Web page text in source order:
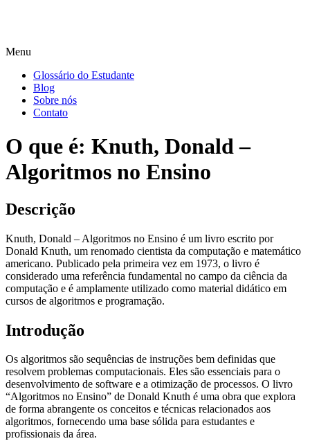
Menu
Glossário do Estudante
Blog
Sobre nós
Contato
O que é: Knuth, Donald –
Algoritmos no Ensino
Descrição
Knuth, Donald – Algoritmos no Ensino é um livro escrito por
Donald Knuth, um renomado cientista da computação e matemático
americano. Publicado pela primeira vez em 1973, o livro é
considerado uma referência fundamental no campo da ciência da
computação e é amplamente utilizado como material didático em
cursos de algoritmos e programação.
Introdução
Os algoritmos são sequências de instruções bem definidas que
resolvem problemas computacionais. Eles são essenciais para o
desenvolvimento de software e a otimização de processos. O livro
“Algoritmos no Ensino” de Donald Knuth é uma obra que explora
de forma abrangente os conceitos e técnicas relacionados aos
algoritmos, fornecendo uma base sólida para estudantes e
profissionais da área.